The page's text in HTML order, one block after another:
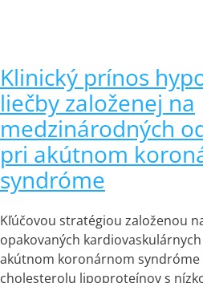
Klinický prínos
liečby založenej na
medzinárodných
pri akútnom
syndróme
Kľúčovou stratégiou založenou
opakovaných
akútnom koronárnom syndróme
cholesterolu lipoproteínov s